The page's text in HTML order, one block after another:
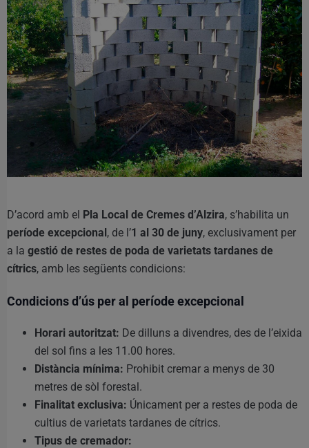
D’acord amb el Pla Local de Cremes d’Alzira, s’habilita un
període excepcional, de l’1 al 30 de juny, exclusivament per
a la gestió de restes de poda de varietats tardanes de
cítrics, amb les següents condicions:
Condicions d’ús per al període excepcional
Horari autoritzat: De dilluns a divendres, des de l’eixida
del sol fins a les 11.00 hores.
Distància mínima: Prohibit cremar a menys de 30
metres de sòl forestal.
Finalitat exclusiva: Únicament per a restes de poda de
cultius de varietats tardanes de cítrics.
Tipus de cremador: